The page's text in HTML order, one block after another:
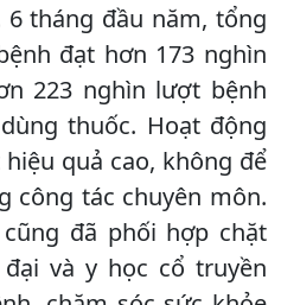
tháng đầu năm, tổng
đạt hơn 173 nghìn
223 nghìn lượt bệnh
thuốc. Hoạt động
quả cao, không để
công tác chuyên môn.
đã phối hợp chặt
và y học cổ truyền